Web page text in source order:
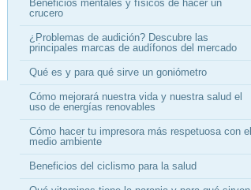
Beneficios mentales y físicos de hacer un
crucero
¿Problemas de audición? Descubre las
principales marcas de audífonos del mercado
Qué es y para qué sirve un goniómetro
Cómo mejorará nuestra vida y nuestra salud el
uso de energías renovables
Cómo hacer tu impresora más respetuosa con el
medio ambiente
Beneficios del ciclismo para la salud